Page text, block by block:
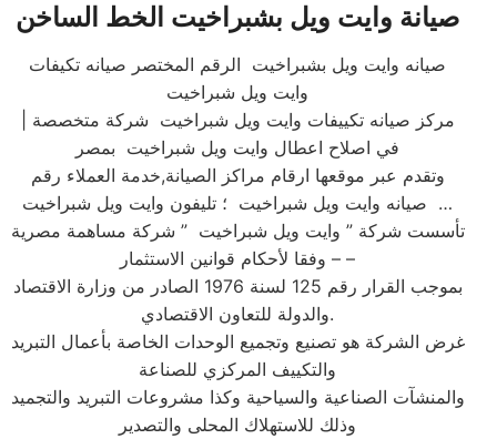
صيانة وايت ويل بشبراخيت الخط الساخن
صيانه وايت ويل بشبراخيت الرقم المختصر صيانه تكيفات
وايت ويل شبراخيت
في اصلاح اعطال وايت ويل شبراخيت بمصر
وتقدم عبر موقعها ارقام مراكز الصيانة,خدمة العملاء رقم
صيانه وايت ويل شبراخيت ؛ تليفون وايت ويل شبراخيت …
تأسست شركة ” وايت ويل شبراخيت ” شركة مساهمة مصرية
– وفقا لأحكام قوانين الاستثمار –
بموجب القرار رقم 125 لسنة 1976 الصادر من وزارة الاقتصاد
والدولة للتعاون الاقتصادي.
غرض الشركة هو تصنيع وتجميع الوحدات الخاصة بأعمال التبريد
والتكييف المركزي للصناعة
والمنشآت الصناعية والسياحية وكذا مشروعات التبريد والتجميد
وذلك للاستهلاك المحلى والتصدير